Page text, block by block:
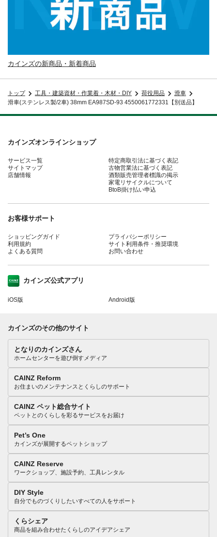
カインズの新商品・新着商品
トップ 工具・建築資材・作業着・木材・DIY 荷役用品
滑車
滑車(ステンレス製/2車) 38mm EA987SD-93 4550061772331【別送品】
カインズオンラインショップ
サービス一覧
サイトマップ
店舗情報
特定商取引法に基づく表記
古物営業法に基づく表記
酒類販売管理者標識の掲示
家電リサイクルについて
BtoB掛け払い申込
お客様サポート
ショッピングガイド
利用規約
よくある質問
プライバシーポリシー
サイト利用条件・推奨環境
お問い合わせ
カインズ公式アプリ
iOS版 Android版
カインズのその他のサイト
となりのカインズさん
ホームセンターを遊び倒すメディア
CAINZ Reform
お住まいのメンテナンスとくらしのサポート
CAINZ ペット総合サイト
ペットとのくらしを彩るサービスをお届け
Pet’s One
カインズが展開するペットショップ
CAINZ Reserve
ワークショップ、施設予約、工具レンタル
DIY Style
自分でものづくりしたいすべての人をサポート
くらシェア
商品を組み合わせたくらしのアイデアシェア